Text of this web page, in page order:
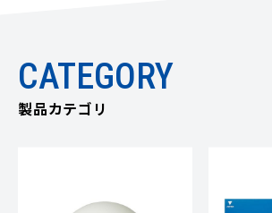
CATEGORY
製品カテゴリ